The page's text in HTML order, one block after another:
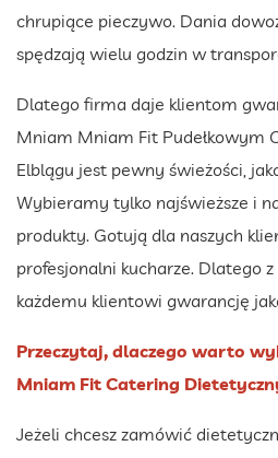
chrupiące pieczywo. Dania
spędzają wielu godzin w
Dlatego firma daje klientom
Mniam Mniam Fit Pudełkowym
Elblągu jest pewny świeżości,
Wybieramy tylko najświeższe i
produkty. Gotują dla naszych
profesjonalni kucharze. Dlatego
każdemu klientowi gwarancję
Przeczytaj, dlaczego warto
Mniam Fit Catering
Jeżeli chcesz zamówić